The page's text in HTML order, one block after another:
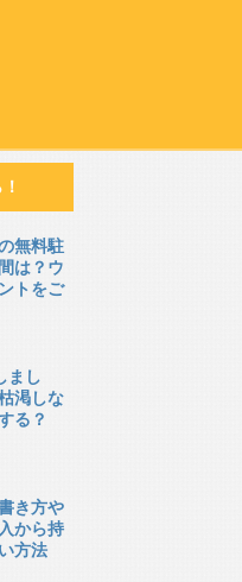
無料駐
は？ウ
トをご
まし
渇しな
る？
き方や
から持
方法